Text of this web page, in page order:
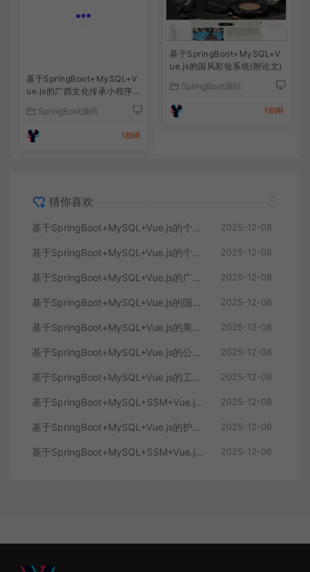
基于SpringBoot+MySQL+V
ue.js的广西文化传承小程序
SpringBoot源码
189R
基于SpringBoot+MySQL+V
ue.js的国风彩妆系统(附论文)
SpringBoot源码
189R
猜你喜欢
基于SpringBoot+MySQL+Vue.js的个人健康管理系统(附论文) 2025-12-08
基于SpringBoot+MySQL+Vue.js的个性化推荐电商系统(附论文) 2025-12-08
基于SpringBoot+MySQL+Vue.js的广西文化传承小程序(附论文) 2025-12-08
基于SpringBoot+MySQL+Vue.js的国风彩妆系统(附论文) 2025-12-08
基于SpringBoot+MySQL+Vue.js的果蔬种植销售一体化系统(附论文) 2025-12-08
基于SpringBoot+MySQL+Vue.js的公园管理系统(附论文) 2025-12-08
基于SpringBoot+MySQL+Vue.js的工资管理系统(附论文) 2025-12-08
基于SpringBoot+MySQL+SSM+Vue.js的古风生活体验系统(附论文) 2025-12-08
基于SpringBoot+MySQL+Vue.js的护肤品推荐系统(附论文) 2025-12-06
基于SpringBoot+MySQL+SSM+Vue.js的海产品加工销售一体化管理系统(附论文) 2025-12-06